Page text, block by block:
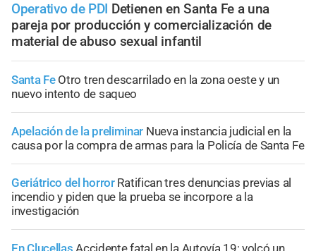
Operativo de PDI Detienen en Santa Fe a una
pareja por producción y comercialización de
material de abuso sexual infantil
Santa Fe Otro tren descarrilado en la zona oeste y un
nuevo intento de saqueo
Apelación de la preliminar Nueva instancia judicial en la
causa por la compra de armas para la Policía de Santa Fe
Geriátrico del horror Ratifican tres denuncias previas al
incendio y piden que la prueba se incorpore a la
investigación